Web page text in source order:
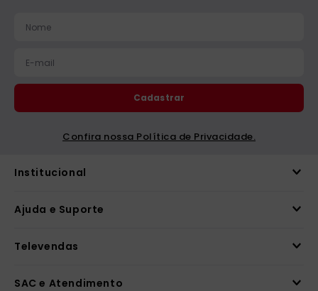
Confira nossa Política de Privacidade.
Cadastrar
Institucional
Ajuda e Suporte
Televendas
SAC e Atendimento